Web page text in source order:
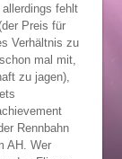
fehlt
Preis für
Verhältnis zu
mal mit,
zu jagen),
Rennbahn
AH. Wer